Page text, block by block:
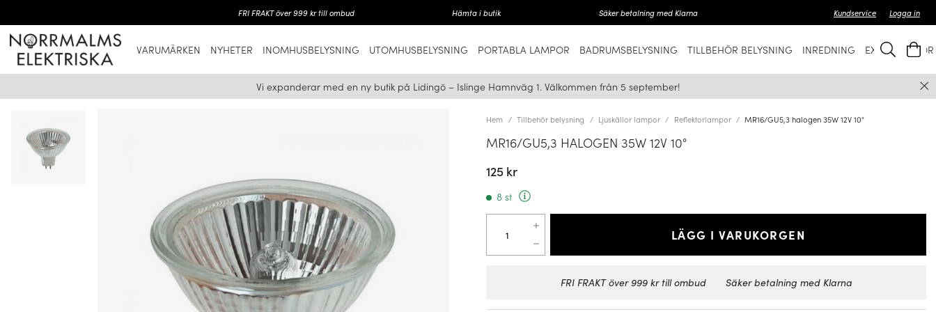
FRI FRAKT över 999 kr till ombud Hämta i butik Säker betalning med Klarna Kundservice Logga in
VARUMÄRKEN NYHETER INOMHUSBELYSNING UTOMHUSBELYSNING PORTABLA LAMPOR BADRUMSBELYSNING TILLBEHÖR BELYSNING INREDNING EXKLUSIVT
Vi expanderar med en ny butik på Lidingö – Islinge Hamnväg 1. Välkommen från 5 september!
Hem Tillbehör belysning Ljuskällor lampor Reflektorlampor MR16/GU5,3 halogen 35W 12V 10°
MR16/GU5,3 HALOGEN 35W 12V 10°
125 kr
8 st
LÄGG I VARUKORGEN
FRI FRAKT över 999 kr till ombud Säker betalning med Klarna